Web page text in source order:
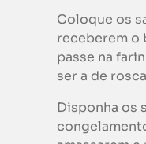
Coloque os
receberem o
passe na
ser a de
Disponha os